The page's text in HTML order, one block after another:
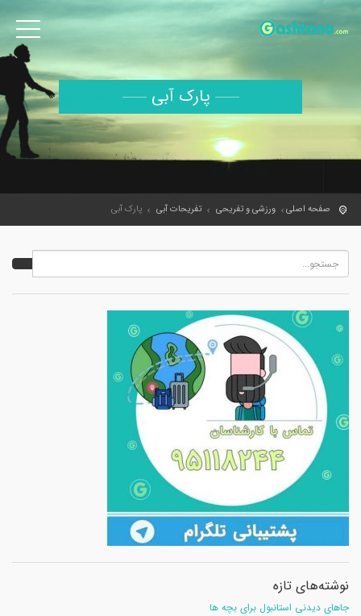
پارک آبی
صفحه اصلی ورزشی و تفریحی تفریحات آبی پارک آبی
نوشته‌های تازه
جاهای دیدنی استانبول برای بچه ها